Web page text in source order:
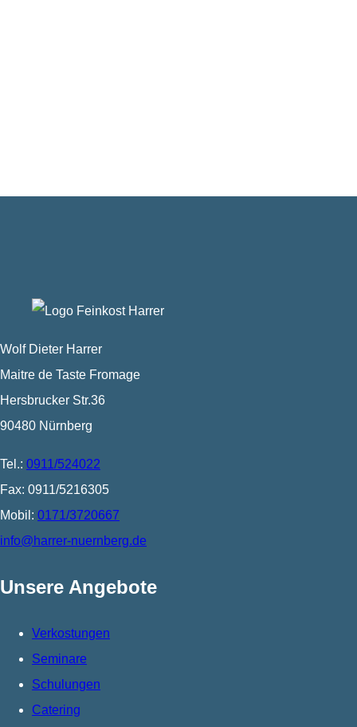
Wolf Dieter Harrer
Maitre de Taste Fromage
Hersbrucker Str.36
90480 Nürnberg
Tel.: 0911/524022
Fax: 0911/5216305
Mobil: 0171/3720667
info@harrer-nuernberg.de
Unsere Angebote
Verkostungen
Seminare
Schulungen
Catering